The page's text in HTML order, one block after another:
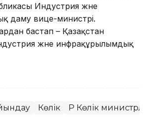
Индустрия және
даму вице-министрі.
бастап – Қазақстан
және инфрақұрылымдық
Көлік ҚР Көлік